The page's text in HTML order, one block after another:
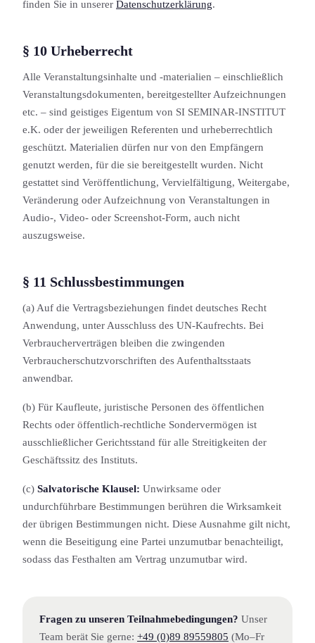
finden Sie in unserer Datenschutzerklärung.
§ 10 Urheberrecht
Alle Veranstaltungs­inhalte und -materialien – einschließlich
Veranstaltungs­dokument­en, bereitgestellter Aufzeichnung­en
etc. – sind geistiges Eigentum von SI SEMINAR-INSTITUT
e.K. oder der jeweiligen Referenten und urheberrechtlich
geschützt. Materialien dürfen nur von den Empfängern
genutzt werden, für die sie bereitgestellt wurden. Nicht
gestattet sind Veröffentlichung, Vervielfältigung, Weitergabe,
Veränderung oder Aufzeichnung von Veranstaltung­en in
Audio-, Video- oder Screenshot-Form, auch nicht
auszugsweise.
§ 11 Schlussbestimmung­en
(a) Auf die Vertragsbeziehung­en findet deutsches Recht
Anwendung, unter Ausschluss des UN-Kaufrechts. Bei
Verbraucherverträgen bleiben die zwingenden
Verbraucherschutzvorschriften des Aufenthaltsstaats
anwendbar.
(b) Für Kaufleute, juristische Personen des öffentlichen
Rechts oder öffentlich-rechtliche Sondervermögen ist
ausschließlicher Gerichtsstand für alle Streitigkeit­en der
Geschäftssitz des Instituts.
(c) Salvatorische Klausel: Unwirksame oder
undurchführbare Bestimmung­en berühren die Wirksamkeit
der übrigen Bestimmung­en nicht. Diese Ausnahme gilt nicht,
wenn die Beseitigung eine Partei unzumutbar benachteiligt,
sodass das Festhalten am Vertrag unzumutbar wird.
Fragen zu unseren Teilnahmebedingung­en? Unser
Team berät Sie gerne: +49 (0)89 89559805 (Mo–Fr